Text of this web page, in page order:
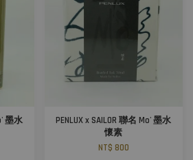
墨水
PENLUX x SAILOR 聯名 Mo' 墨水
懷素
NT$ 800